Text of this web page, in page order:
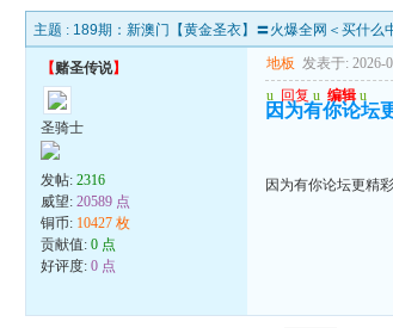
主题 : 189期：新澳门【黄金圣衣】〓火爆全网＜买什么
【赌圣传说】
圣骑士
发帖:2316
威望:20589 点
铜币: 10427 枚
贡献值:0 点
好评度:0 点
地板 发表于: 2026-
u 回复 u 编辑 u
因为有你论坛
因为有你论坛更精